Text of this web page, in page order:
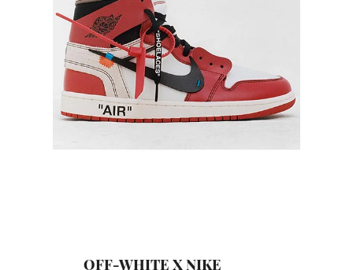
OFF-WHITE X NIKE